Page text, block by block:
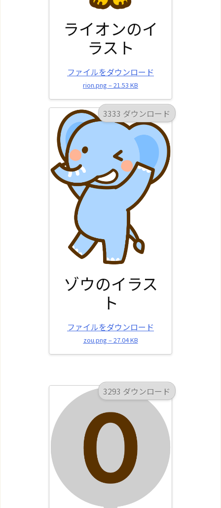
ライオンのイ
ラスト
ファイルをダウンロード
rion.png – 21.53 KB
3333 ダウンロード
ゾウのイラス
ト
ファイルをダウンロード
zou.png – 27.04 KB
3293 ダウンロード